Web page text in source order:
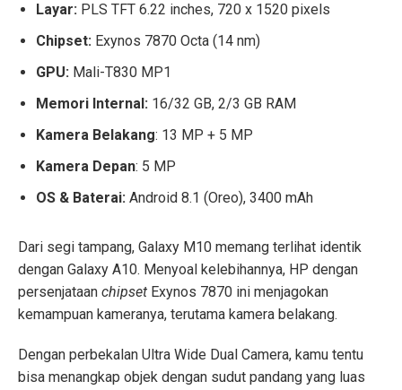
Layar: PLS TFT 6.22 inches, 720 x 1520 pixels
Chipset: Exynos 7870 Octa (14 nm)
GPU: Mali-T830 MP1
Memori Internal: 16/32 GB, 2/3 GB RAM
Kamera Belakang: 13 MP + 5 MP
Kamera Depan: 5 MP
OS & Baterai: Android 8.1 (Oreo), 3400 mAh
Dari segi tampang, Galaxy M10 memang terlihat identik
dengan Galaxy A10. Menyoal kelebihannya, HP dengan
persenjataan chipset Exynos 7870 ini menjagokan
kemampuan kameranya, terutama kamera belakang.
Dengan perbekalan Ultra Wide Dual Camera, kamu tentu
bisa menangkap objek dengan sudut pandang yang luas